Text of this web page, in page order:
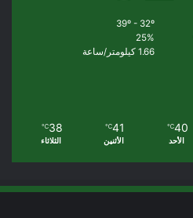
39º - 32º
25%
1.66 كيلومتر/ساعة
40
℃
الأحد
41
℃
الأثنين
38
℃
الثلاثاء